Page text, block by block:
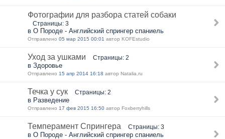
Фотографии для разбора статей собаки
Страницы: 3
в О Породе - Английский спрингер спаниель
Отправлено 05 мар 2015 00:01 автор KOFEstudio
Уход за ушками Страницы: 2
в Здоровье
Отправлено 15 апр 2014 16:18 автор Natalia.ru
Течка у сук Страницы: 2
в Разведение
Отправлено 17 фев 2015 16:50 автор Foxberryhills
Темперамент Спрингера Страницы: 3
в О Породе - Английский спрингер спаниель